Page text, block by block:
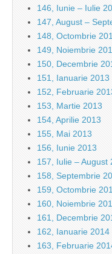
146, Iunie – Iulie
147, August –
148, Octombrie
149, Noiembrie
150, Decembrie
151, Ianuarie 2013
152, Februarie
153, Martie 2013
154, Aprilie 2013
155, Mai 2013
156, Iunie 2013
157, Iulie – August
158, Septembrie
159, Octombrie
160, Noiembrie
161, Decembrie
162, Ianuarie 2014
163, Februarie